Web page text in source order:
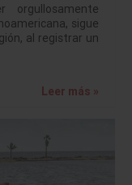
orgullosamente
sigue
al registrar un
Leer más »